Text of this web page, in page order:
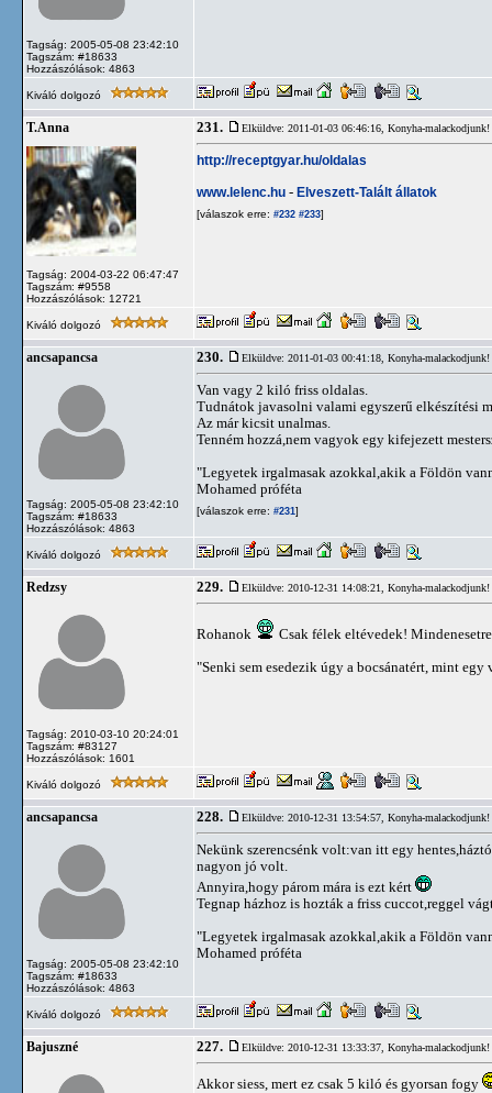
Tagság: 2005-05-08 23:42:10
Tagszám: #18633
Hozzászólások: 4863
Kiváló dolgozó
T.Anna
Tagság: 2004-03-22 06:47:47
Tagszám: #9558
Hozzászólások: 12721
231. Elküldve: 2011-01-03 06:46:16, Konyha-malackodjunk!
http://receptgyar.hu/oldalas
www.lelenc.hu - Elveszett-Talált állatok
[válaszok erre: #232 #233]
Kiváló dolgozó
ancsapancsa
Tagság: 2005-05-08 23:42:10
Tagszám: #18633
Hozzászólások: 4863
230. Elküldve: 2011-01-03 00:41:18, Konyha-malackodjunk!
Van vagy 2 kiló friss oldalas.
Tudnátok javasolni valami egyszerű elkészítési
Az már kicsit unalmas.
Tenném hozzá,nem vagyok egy kifejezett
"Legyetek irgalmasak azokkal,akik a Földön
Mohamed próféta
[válaszok erre: #231]
Kiváló dolgozó
Redzsy
Tagság: 2010-03-10 20:24:01
Tagszám: #83127
Hozzászólások: 1601
229. Elküldve: 2010-12-31 14:08:21, Konyha-malackodjunk!
Rohanok Csak félek eltévedek!
"Senki sem esedezik úgy a bocsánatért, mint egy
Kiváló dolgozó
ancsapancsa
Tagság: 2005-05-08 23:42:10
Tagszám: #18633
Hozzászólások: 4863
228. Elküldve: 2010-12-31 13:54:57, Konyha-malackodjunk!
Nekünk szerencsénk volt:van itt egy
nagyon jó volt.
Annyira,hogy párom mára is ezt kért
Tegnap házhoz is hozták a friss cuccot,reggel
"Legyetek irgalmasak azokkal,akik a Földön
Mohamed próféta
Kiváló dolgozó
Bajuszné 227. Elküldve: 2010-12-31 13:33:37, Konyha-malackodjunk!
Akkor siess, mert ez csak 5 kiló és gyorsan fogy